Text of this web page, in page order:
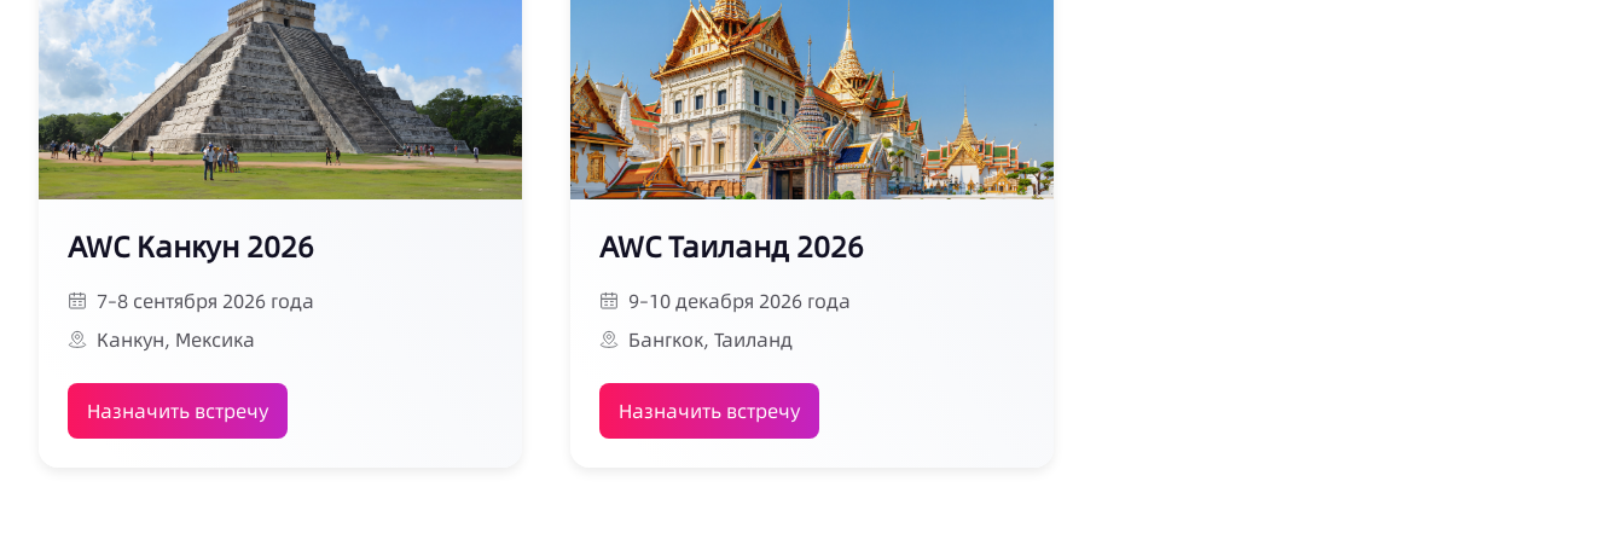
AWC Канкун 2026
7–8 сентября 2026 года
Канкун, Мексика
Назначить встречу
AWC Таиланд 2026
9–10 декабря 2026 года
Бангкок, Таиланд
Назначить встречу